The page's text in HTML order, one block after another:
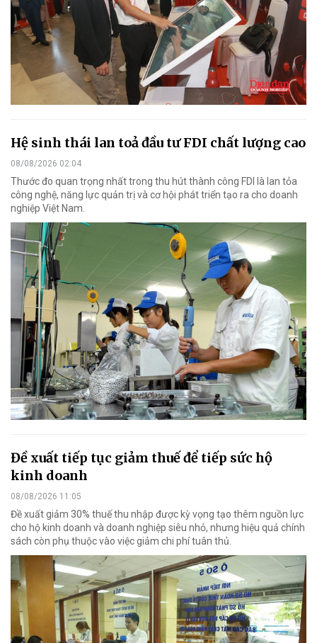
Hệ sinh thái lan toả đầu tư FDI chất lượng cao
08/08/2026 02:04
Thước đo quan trọng nhất trong thu hút thành công FDI là lan tỏa
công nghệ, năng lực quản trị và cơ hội phát triển tạo ra cho doanh
nghiệp Việt Nam.
Đề xuất tiếp tục giảm thuế để tiếp sức hộ
kinh doanh
08/08/2026 11:05
Đề xuất giảm 30% thuế thu nhập được kỳ vọng tạo thêm nguồn lực
cho hộ kinh doanh và doanh nghiệp siêu nhỏ, nhưng hiệu quả chính
sách còn phụ thuộc vào việc giảm chi phí tuân thủ.